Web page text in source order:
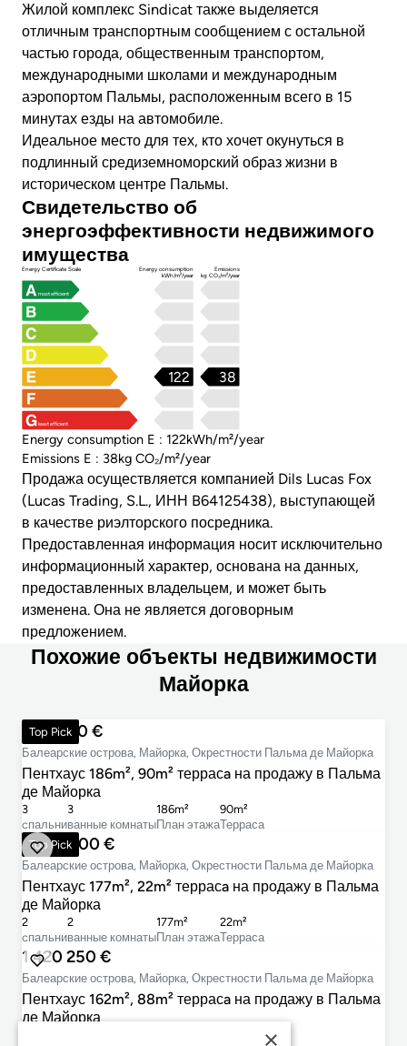
Жилой комплекс Sindicat также выделяется
отличным транспортным сообщением с остальной
частью города, общественным транспортом,
международными школами и международным
аэропортом Пальмы, расположенным всего в 15
минутах езды на автомобиле.
Идеальное место для тех, кто хочет окунуться в
подлинный средиземноморский образ жизни в
историческом центре Пальмы.
Свидетельство об
энергоэффективности недвижимого
имущества
Energy Certificate Scale
Energy consumption
kWh/m²/year
Emissions
kg CO₂/m²/year
most efficient
least efficient
38
122
Energy consumption E : 122kWh/m²/year
Emissions E : 38kg CO₂/m²/year
Продажа осуществляется компанией Dils Lucas Fox
(Lucas Trading, S.L., ИНН B64125438), выступающей
в качестве риэлторского посредника.
Предоставленная информация носит исключительно
информационный характер, основана на данных,
предоставленных владельцем, и может быть
изменена. Она не является договорным
предложением.
Похожие объекты недвижимости
Майорка
Top Pick
895 000 €
Балеарские острова, Майорка, Окрестности Пальма де Майорка
Пентхаус 186m², 90m² террасa на продажу в Пальма
де Майорка
cпальни
3
ванные комнаты
3
План этажа
186m²
Терраса
90m²
Top Pick
1 450 000 €
Балеарские острова, Майорка, Окрестности Пальма де Майорка
Пентхаус 177m², 22m² террасa на продажу в Пальма
де Майорка
cпальни
2
ванные комнаты
2
План этажа
177m²
Терраса
22m²
1 420 250 €
Балеарские острова, Майорка, Окрестности Пальма де Майорка
Пентхаус 162m², 88m² террасa на продажу в Пальма
де Майорка
×